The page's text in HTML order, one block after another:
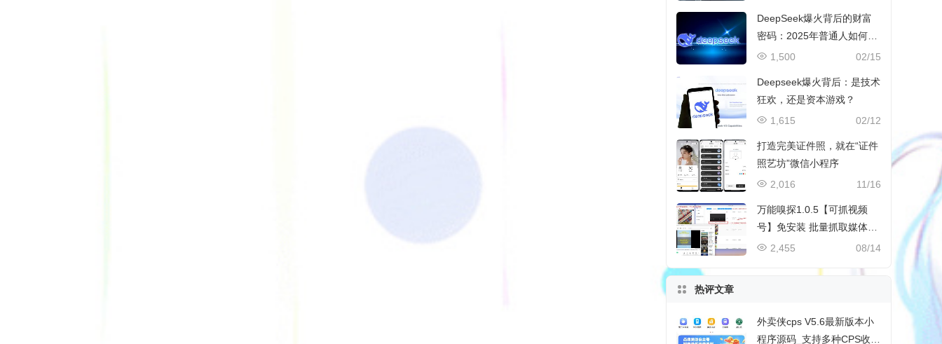
DeepSeek爆火背后的财富
密码：2025年普通人如何抓
住AI创业风口？
02/15
1,500
Deepseek爆火背后：是技术
狂欢，还是资本游戏？
02/12
1,615
打造完美证件照，就在“证件
照艺坊”微信小程序
11/16
2,016
万能嗅探1.0.5【可抓视频
号】免安装 批量抓取媒体文
件
08/14
2,455
热评文章
外卖侠cps V5.6最新版本小
程序源码_支持多种CPS收益